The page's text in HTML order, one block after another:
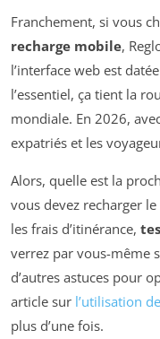
Franchement, si vous
recharge mobile,
l’interface web est
l’essentiel, ça tient la
mondiale. En 2026,
expatriés et les
Alors, quelle est la
vous devez recharger
les frais d’itinérance,
verrez par vous-même
d’autres astuces pour
article sur l’utilisation
plus d’une fois.